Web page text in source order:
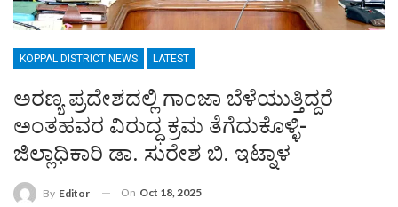
KOPPAL DISTRICT NEWS LATEST
ಅರಣ್ಯ ಪ್ರದೇಶದಲ್ಲಿ ಗಾಂಜಾ ಬೆಳೆಯುತ್ತಿದ್ದರೆ
ಅಂತಹವರ ವಿರುದ್ಧ ಕ್ರಮ ತೆಗೆದುಕೊಳ್ಳಿ-
ಜಿಲ್ಲಾಧಿಕಾರಿ ಡಾ. ಸುರೇಶ ಬಿ. ಇಟ್ನಾಳ
By Editor On Oct 18, 2025